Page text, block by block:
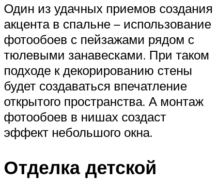
Один из удачных приемов создания
акцента в спальне – использование
фотообоев с пейзажами рядом с
тюлевыми занавесками. При таком
подходе к декорированию стены
будет создаваться впечатление
открытого пространства. А монтаж
фотообоев в нишах создаст
эффект небольшого окна.
Отделка детской